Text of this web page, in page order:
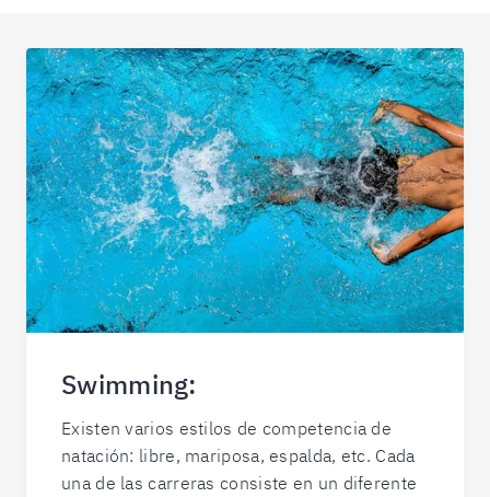
Swimming:
Existen varios estilos de competencia de
natación: libre, mariposa, espalda, etc. Cada
una de las carreras consiste en un diferente